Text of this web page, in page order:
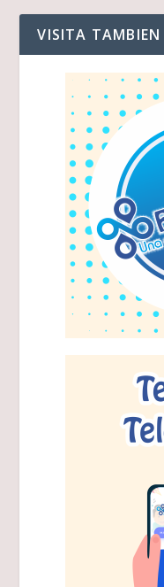
VISITA TAMBIEN